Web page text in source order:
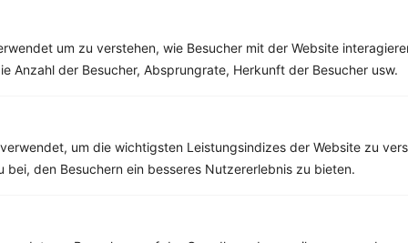
um zu verstehen, wie Besucher mit der Website
Anzahl der Besucher, Absprungrate, Herkunft der Besucher usw.
um die wichtigsten Leistungsindizes der Website zu
bei, den Besuchern ein besseres Nutzererlebnis zu bieten.
Kohlehydrate:
30 g
Rezepte mit 400 bis 500 kcal
Rezepte